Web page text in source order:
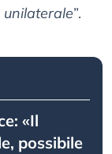
”.
«Il
possibile